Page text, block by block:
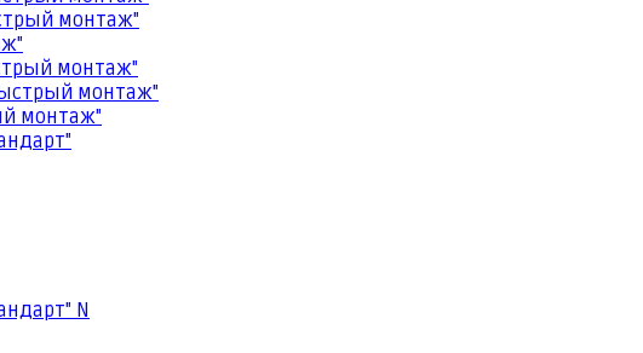
монтаж"
монтаж"
монтаж"
монтаж"
N